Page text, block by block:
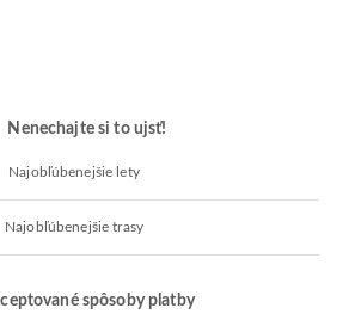
Nenechajte si to ujsť!
Najobľúbenejšie lety
Najobľúbenejšie trasy
spôsoby platby